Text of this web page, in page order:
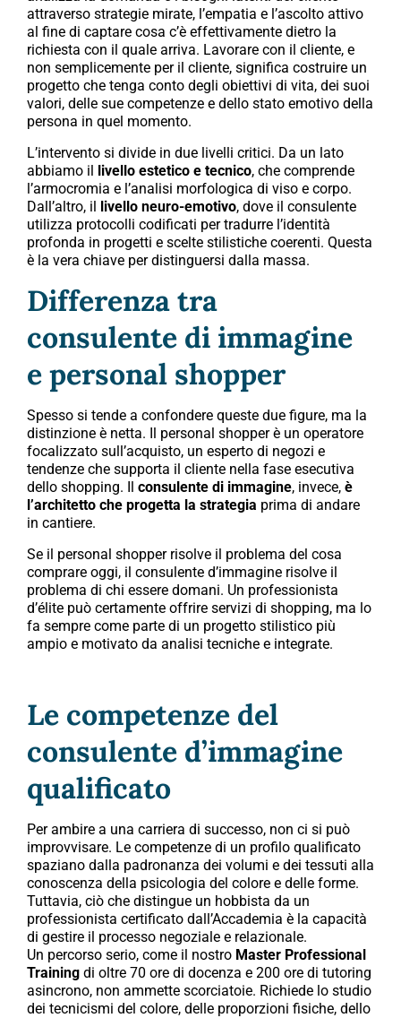
attraverso strategie mirate, l’empatia e l’ascolto attivo
al fine di captare cosa c’è effettivamente dietro la
richiesta con il quale arriva. Lavorare con il cliente, e
non semplicemente per il cliente, significa costruire un
progetto che tenga conto degli obiettivi di vita, dei suoi
valori, delle sue competenze e dello stato emotivo della
persona in quel momento.
L’intervento si divide in due livelli critici. Da un lato
abbiamo il livello estetico e tecnico, che comprende
l’armocromia e l’analisi morfologica di viso e corpo.
Dall’altro, il livello neuro-emotivo, dove il consulente
utilizza protocolli codificati per tradurre l’identità
profonda in progetti e scelte stilistiche coerenti. Questa
è la vera chiave per distinguersi dalla massa.
Differenza tra
consulente di immagine
e personal shopper
Spesso si tende a confondere queste due figure, ma la
distinzione è netta. Il personal shopper è un operatore
focalizzato sull’acquisto, un esperto di negozi e
tendenze che supporta il cliente nella fase esecutiva
dello shopping. Il consulente di immagine, invece, è
l’architetto che progetta la strategia prima di andare
in cantiere.
Se il personal shopper risolve il problema del cosa
comprare oggi, il consulente d’immagine risolve il
problema di chi essere domani. Un professionista
d’élite può certamente offrire servizi di shopping, ma lo
fa sempre come parte di un progetto stilistico più
ampio e motivato da analisi tecniche e integrate.
Le competenze del
consulente d’immagine
qualificato
Per ambire a una carriera di successo, non ci si può
improvvisare. Le competenze di un profilo qualificato
spaziano dalla padronanza dei volumi e dei tessuti alla
conoscenza della psicologia del colore e delle forme.
Tuttavia, ciò che distingue un hobbista da un
professionista certificato dall’Accademia è la capacità
di gestire il processo negoziale e relazionale.
Un percorso serio, come il nostro Master Professional
Training di oltre 70 ore di docenza e 200 ore di tutoring
asincrono, non ammette scorciatoie. Richiede lo studio
dei tecnicismi del colore, delle proporzioni fisiche, dello